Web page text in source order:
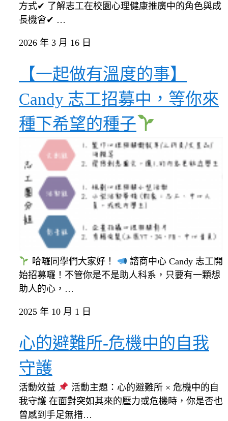
方式✔ 了解志工在校園心理健康推廣中的角色與成
長機會✔ …
2026 年 3 月 16 日
【一起做有溫度的事】
Candy 志工招募中，等你來
種下希望的種子
哈囉同學們大家好！
諮商中心 Candy 志工開
始招募囉！不管你是不是助人科系，只要有一顆想
助人的心，…
2025 年 10 月 1 日
心的避難所-危機中的自我
守護
活動效益
活動主題：心的避難所 × 危機中的自
我守護 在面對突如其來的壓力或危機時，你是否也
曾感到手足無措…